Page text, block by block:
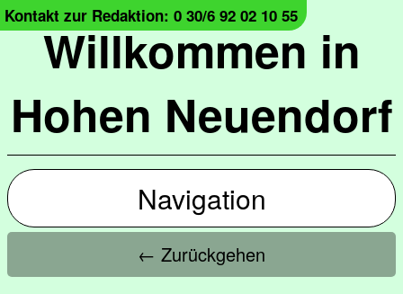
Willkommen in
Hohen Neuendorf
Kontakt zur Redaktion: 0 30/6 92 02 10 55
Navigation
← Zurückgehen